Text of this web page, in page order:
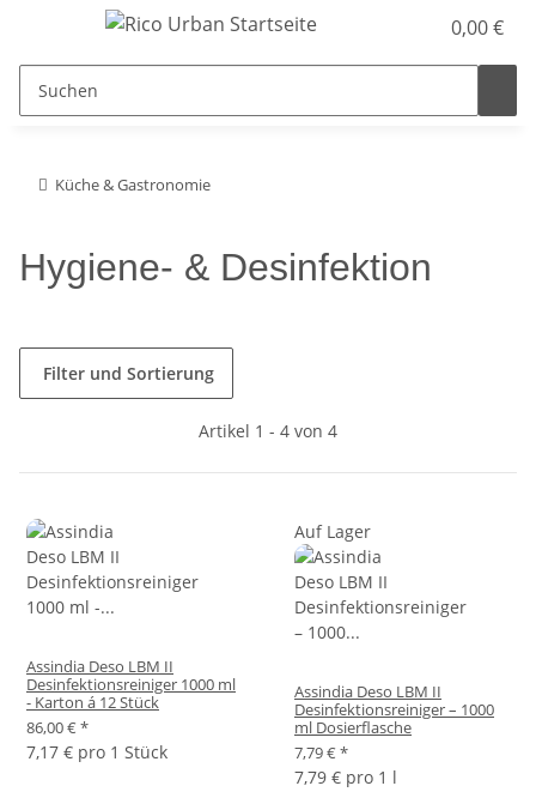
0,00 €
Küche & Gastronomie
Hygiene- & Desinfektion
Filter und Sortierung
Artikel 1 - 4 von 4
Assindia Deso LBM II
Desinfektionsreiniger 1000 ml
- Karton á 12 Stück
86,00 € *
7,17 € pro 1 Stück
Auf Lager
Assindia Deso LBM II
Desinfektionsreiniger – 1000
ml Dosierflasche
7,79 € *
7,79 € pro 1 l